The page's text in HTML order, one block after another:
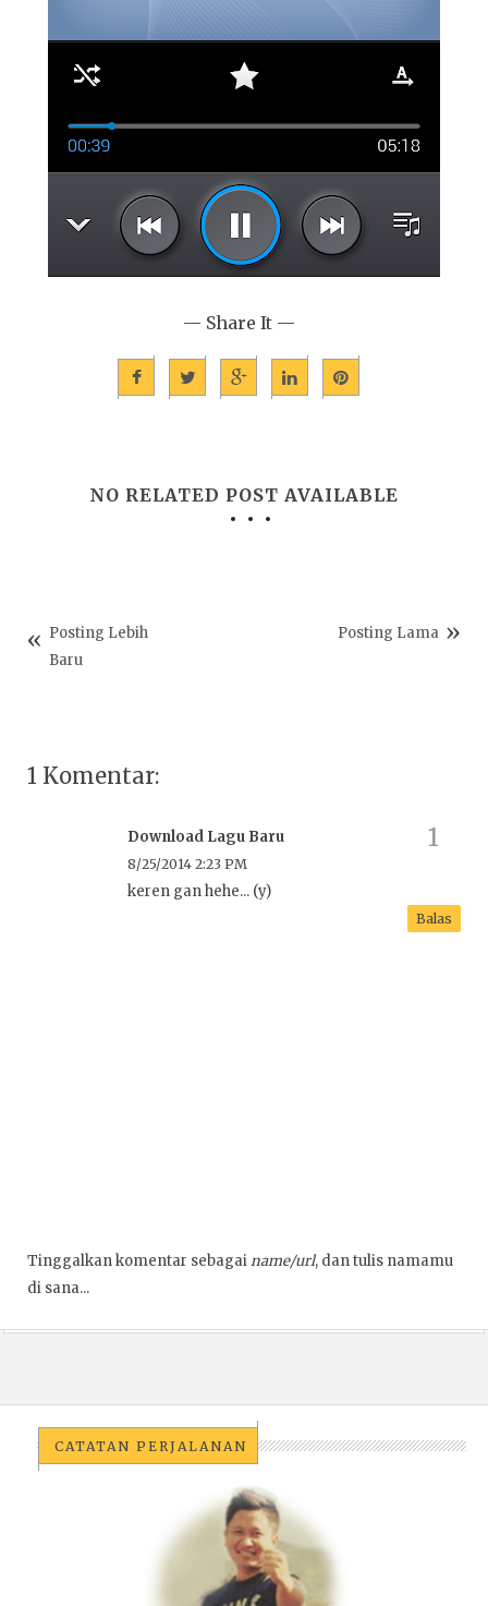
— Share It —
NO RELATED POST AVAILABLE
Posting Lebih
Baru
Posting Lama
1 Komentar:
Download Lagu Baru
8/25/2014 2:23 PM
keren gan hehe... (y)
Balas
Tinggalkan komentar sebagainame/url, dan tulis namamu
di sana...
CATATAN PERJALANAN